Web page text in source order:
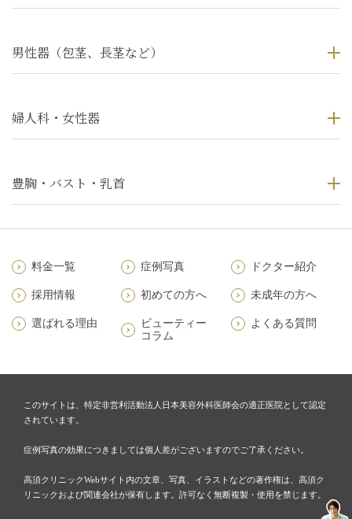
男性器（包茎、長茎など）
婦人科・女性器
豊胸・バスト・乳首
料金一覧 症例写真 ドクター紹介
採用情報 初めての方へ 未成年の方へ
選ばれる理由
ビューティー
コラム
よくある質問
このサイトは、特定非営利活動法人日本美容外科医師会の適正医院として認定
されています。
症例写真の効果につきましては個人差がございますのでご了承ください。
高須クリニックWebサイト内の文章、写真、イラストなどの著作権は、高須ク
リニックおよび関連会社が保有します。許可なく無断複製・使用を禁じます。